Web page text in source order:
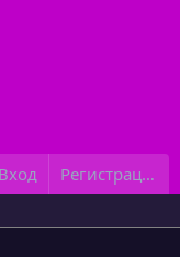
Вход Регистрация